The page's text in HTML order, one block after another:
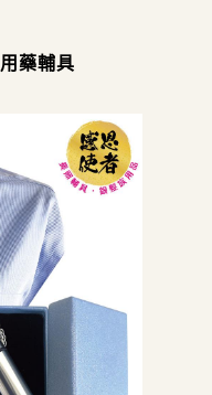
用藥輔具